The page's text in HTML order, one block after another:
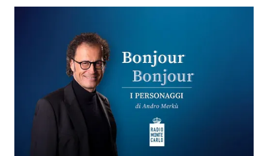
CONCORSI
EVENTI